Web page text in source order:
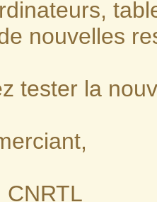
nouvelles
tester la
CNRTL